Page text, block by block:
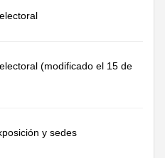
(modificado el 15 de
y sedes